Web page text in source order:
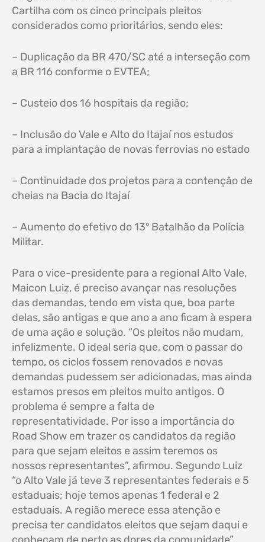
Cartilha com os cinco principais pleitos
considerados como prioritários, sendo eles:
– Duplicação da BR 470/SC até a interseção com
a BR 116 conforme o EVTEA;
– Custeio dos 16 hospitais da região;
– Inclusão do Vale e Alto do Itajaí nos estudos
para a implantação de novas ferrovias no estado
– Continuidade dos projetos para a contenção de
cheias na Bacia do Itajaí
– Aumento do efetivo do 13º Batalhão da Polícia
Militar.
Para o vice-presidente para a regional Alto Vale,
Maicon Luiz, é preciso avançar nas resoluções
das demandas, tendo em vista que, boa parte
delas, são antigas e que ano a ano ficam à espera
de uma ação e solução. “Os pleitos não mudam,
infelizmente. O ideal seria que, com o passar do
tempo, os ciclos fossem renovados e novas
demandas pudessem ser adicionadas, mas ainda
estamos presos em pleitos muito antigos. O
problema é sempre a falta de
representatividade. Por isso a importância do
Road Show em trazer os candidatos da região
para que sejam eleitos e assim teremos os
nossos representantes”, afirmou. Segundo Luiz
“o Alto Vale já teve 3 representantes federais e 5
estaduais; hoje temos apenas 1 federal e 2
estaduais. A região merece essa atenção e
precisa ter candidatos eleitos que sejam daqui e